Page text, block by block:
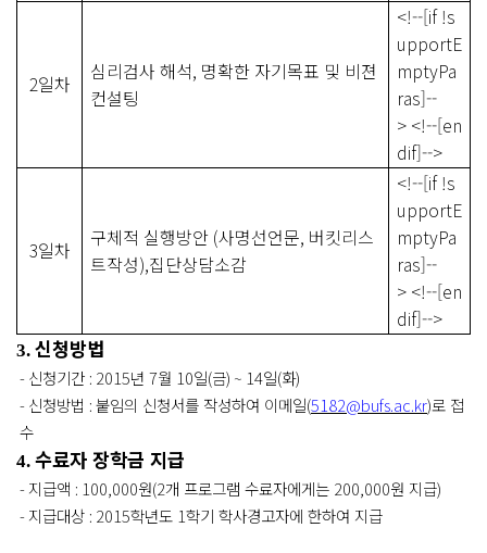
2일차 심리검사 해석, 명확한 자기목표 및 비젼
컨설팅
<!--[if !s
upportE
mptyPa
ras]--
> <!--[en
dif]-->
3일차 구체적 실행방안 (사명선언문, 버킷리스
트작성),집단상담소감
<!--[if !s
upportE
mptyPa
ras]--
> <!--[en
dif]-->
3. 신청방법
-신청기간 : 2015년 7월 10일(금) ~ 14일(화)
-신청방법 :붙임의 신청서를 작성하여 이메일(5182@bufs.ac.kr)로 접
수
4. 수료자 장학금 지급
-지급액 : 100,000원(2개 프로그램 수료자에게는 200,000원 지급)
-지급대상 : 2015학년도 1학기 학사경고자에 한하여 지급